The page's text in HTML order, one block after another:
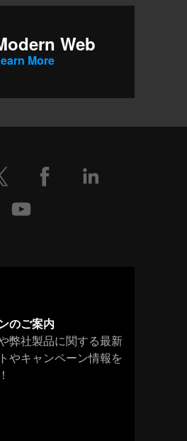
Web
More
のご案内
弊社製品に関する最新
やキャンペーン情報を